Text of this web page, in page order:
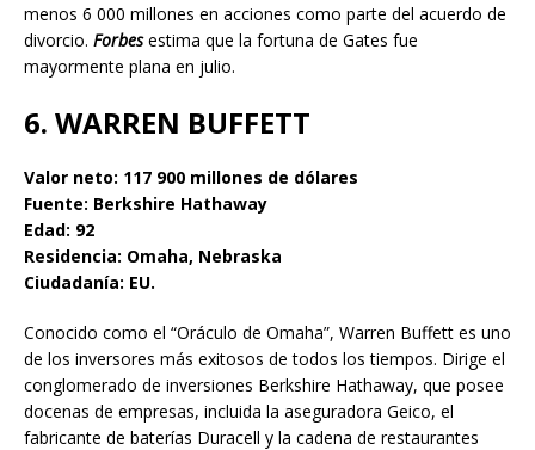
menos 6 000 millones en acciones como parte del acuerdo de
divorcio. Forbesestima que la fortuna de Gates fue
mayormente plana en julio.
6. WARREN BUFFETT
Valor neto: 117 900 millones de dólares
Fuente: Berkshire Hathaway
Edad: 92
Residencia: Omaha, Nebraska
Ciudadanía: EU.
Conocido como el “Oráculo de Omaha”, Warren Buffett es uno
de los inversores más exitosos de todos los tiempos. Dirige el
conglomerado de inversiones Berkshire Hathaway, que posee
docenas de empresas, incluida la aseguradora Geico, el
fabricante de baterías Duracell y la cadena de restaurantes